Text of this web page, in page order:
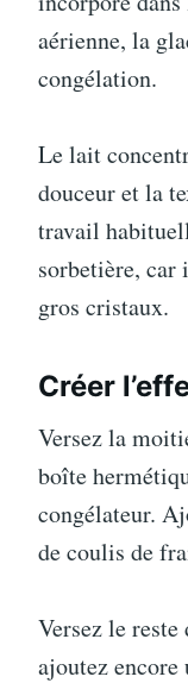
aérienne, la
congélation.
Le lait
douceur et la
travail
sorbetière,
gros cristaux.
Créer
Versez la
boîte
congélateur.
de coulis de
Versez le reste
ajoutez